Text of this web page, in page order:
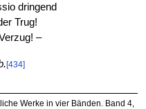
dringend
Trug!
–
[434]
Werke in vier Bänden. Band 4,